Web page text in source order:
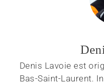
Denis Lavoie est
Bas-Saint-Laurent.